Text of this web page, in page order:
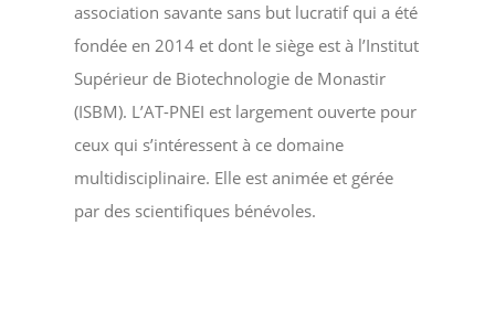
association savante sans but lucratif qui a été
fondée en 2014 et dont le siège est à l’Institut
Supérieur de Biotechnologie de Monastir
(ISBM). L’AT-PNEI est largement ouverte pour
ceux qui s’intéressent à ce domaine
multidisciplinaire. Elle est animée et gérée
par des scientifiques bénévoles.